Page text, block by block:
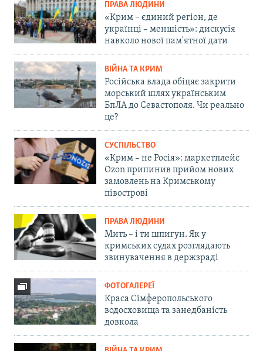
ПРАВА ЛЮДИНИ
«Крим – єдиний регіон, де
українці – меншість»: дискусія
навколо нової пам'ятної дати
ВІЙНА ТА КРИМ
Російська влада обіцяє закрити
морський шлях українським
БпЛА до Севастополя. Чи реально
це?
СУСПІЛЬСТВО
«Крим – не Росія»: маркетплейс
Ozon припинив прийом нових
замовлень на Кримському
півострові
ПРАВА ЛЮДИНИ
Мить – і ти шпигун. Як у
кримських судах розглядають
звинувачення в держзраді
ФОТОГАЛЕРЕЇ
Краса Сімферопольського
водосховища та занедбаність
довкола